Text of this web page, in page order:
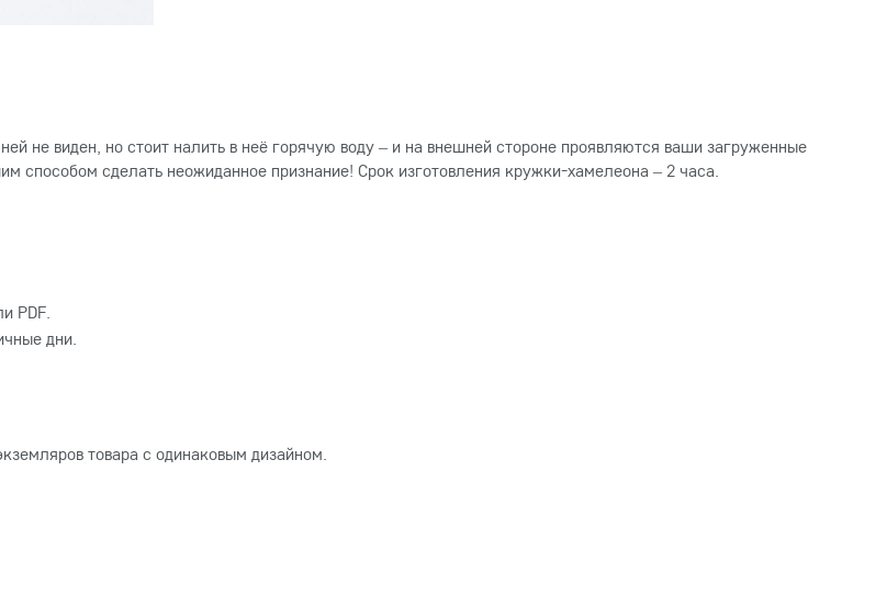
не виден, но стоит налить в неё горячую воду – и на внешней стороне проявляются ваши загруженные
способом сделать неожиданное признание! Срок изготовления кружки-хамелеона – 2 часа.
PDF.
дни.
товара с одинаковым дизайном.